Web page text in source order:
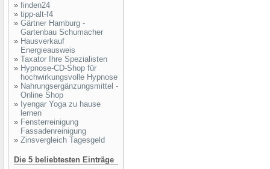
» finden24
» tipp-alt-f4
» Gärtner Hamburg -
Gartenbau Schumacher
» Hausverkauf
Energieausweis
» Taxator Ihre Spezialisten
» Hypnose-CD-Shop für
hochwirkungsvolle Hypnose
» Nahrungsergänzungsmittel -
Online Shop
» Iyengar Yoga zu hause
lernen
» Fensterreinigung
Fassadenreinigung
» Zinsvergleich Tagesgeld
Die 5 beliebtesten Einträge